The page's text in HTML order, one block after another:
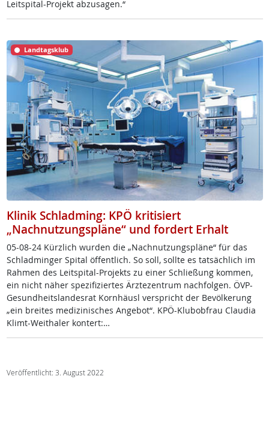
Leit­spi­tal-Pro­jekt ab­zu­sa­gen.“
Landtagsklub
Klinik Schladming: KPÖ kritisiert
„Nachnutzungspläne“ und fordert Erhalt
05-08-24 Kürz­lich wur­den die „Nach­nut­zungs­plä­n­e“ für das
Schlad­min­ger Spi­tal öf­f­ent­lich. So soll, soll­te es tat­säch­lich im
Rah­men des Leit­spi­tal-Pro­jekts zu ei­ner Sch­lie­ßung kom­men,
ein nicht näh­er spe­zi­fi­zier­tes Ärz­te­zen­trum nach­fol­gen. ÖVP-
Ge­sund­heits­lan­des­rat Korn­häusl ver­spricht der Be­völ­ke­rung
„ein brei­tes me­di­zi­ni­sches An­ge­bo­t“. KPÖ-Klu­b­ob­frau Clau­dia
Klimt-Weitha­ler kon­tert:…
Veröffentlicht: 3. August 2022